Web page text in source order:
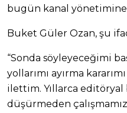
bugün kanal
Buket Güler Ozan, şu
“Sonda söyleyeceğimi
yollarımı ayırma
ilettim. Yıllarca editöryal
düşürmeden